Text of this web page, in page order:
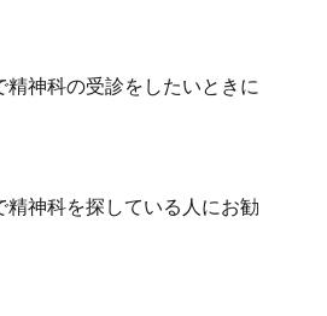
精神科の受診をしたいときに
精神科を探している人にお勧